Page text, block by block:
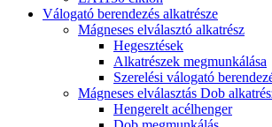
Válogató berendezés alkatrésze
Mágneses elválasztó alkatrész
Hegesztések
Alkatrészek megmunkálása
Szerelési válogató
Mágneses elválasztás Dob
Hengerelt acélhenger